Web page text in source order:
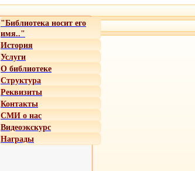
"Библиотека носит его
имя.."
История
Услуги
О библиотеке
Структура
Реквизиты
Контакты
СМИ о нас
Видеоэкскурс
Награды